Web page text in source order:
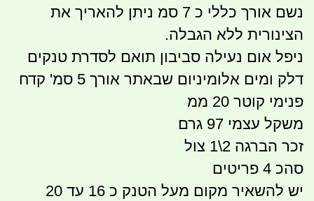
נשם אורך כללי כ 7 סמ ניתן להאריך את
הצינורית ללא הגבלה.
ניפל אום נעילה סביבון תואם לסדרת טנקים
דלק ומים אלומיניום שבאתר אורך 5 סמ' קדח
פנימי קוטר 20 ממ
משקל עצמי 97 גרם
זכר הברגה 2\1 צול
סהכ 4 פריטים
יש להשאיר מקום מעל הטנק כ 16 עד 20